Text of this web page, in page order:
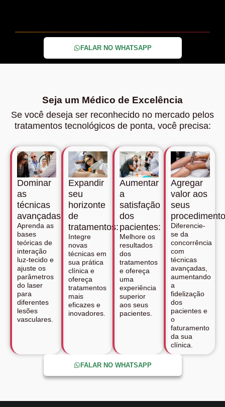
FALAR NO WHATSAPP
Seja um Médico de Excelência
Se você deseja ser reconhecido no mercado pelos
tratamentos tecnológicos de ponta, você precisa:
Dominar
as
técnicas
avançadas:
Aprenda as
bases
teóricas de
interação
luz-tecido e
ajuste os
parâmetros
do laser
para
diferentes
lesões
vasculares.
Expandir
seu
horizonte
de
tratamentos:
Integre
novas
técnicas em
sua prática
clínica e
ofereça
tratamentos
mais
eficazes e
inovadores.
Aumentar
a
satisfação
dos
pacientes:
Melhore os
resultados
dos
tratamentos
e ofereça
uma
experiência
superior
aos seus
pacientes.
Agregar
valor aos
seus
Diferencie-
se da
concorrência
com
técnicas
avançadas,
aumentando
a
fidelização
dos
pacientes e
o
faturamento
da sua
clínica.
FALAR NO WHATSAPP